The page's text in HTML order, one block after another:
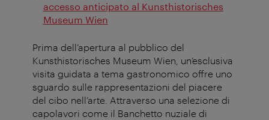
accesso anticipato al Kunsthistorisches
Museum Wien
Prima dell’apertura al pubblico del
Kunsthistorisches Museum Wien, un’esclusiva
visita guidata a tema gastronomico offre uno
sguardo sulle rappresentazioni del piacere
del cibo nell’arte. Attraverso una selezione di
capolavori come il Banchetto nuziale di